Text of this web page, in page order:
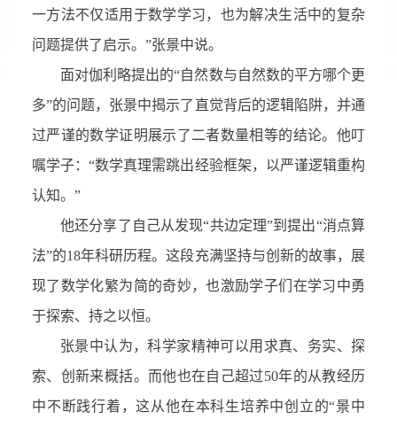
一方法不仅适用于数学学习，也为解决生活中的复杂
问题提供了启示。”张景中说。
面对伽利略提出的“自然数与自然数的平方哪个更
多”的问题，张景中揭示了直觉背后的逻辑陷阱，并通
过严谨的数学证明展示了二者数量相等的结论。他叮
嘱学子：“数学真理需跳出经验框架，以严谨逻辑重构
认知。”
他还分享了自己从发现“共边定理”到提出“消点算
法”的18年科研历程。这段充满坚持与创新的故事，展
现了数学化繁为简的奇妙，也激励学子们在学习中勇
于探索、持之以恒。
张景中认为，科学家精神可以用求真、务实、探
索、创新来概括。而他也在自己超过50年的从教经历
中不断践行着，这从他在本科生培养中创立的“景中